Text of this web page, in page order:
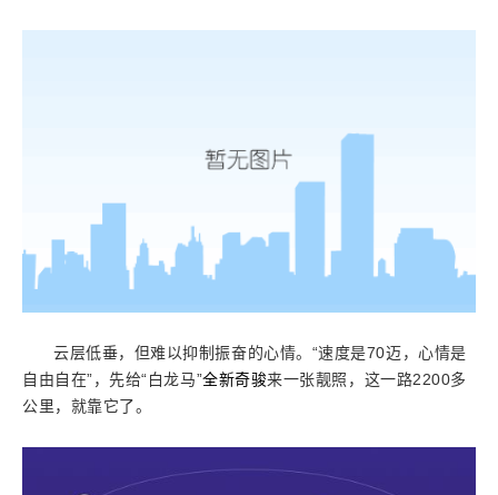
云层低垂，但难以抑制振奋的心情。“速度是70迈，心情是
自由自在”，先给“白龙马”全新奇骏来一张靓照，这一路2200多
公里，就靠它了。